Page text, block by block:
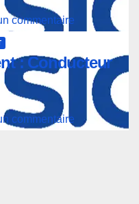
commentaire
: Conducteur
commentaire